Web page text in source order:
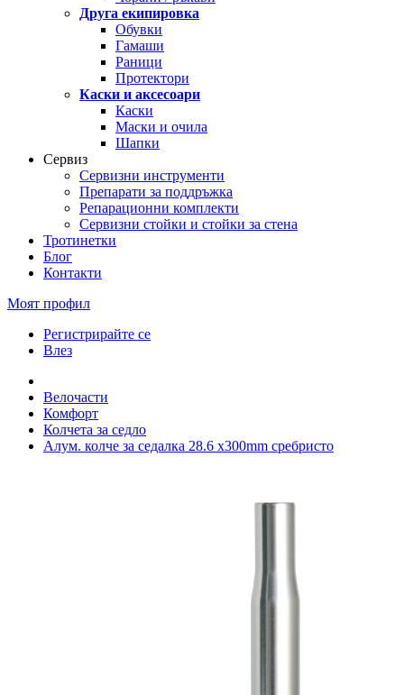
Друга екипировка
Обувки
Гамаши
Раници
Протектори
Каски и аксесоари
Каски
Маски и очила
Шапки
Сервиз
Сервизни инструменти
Препарати за поддръжка
Репарационни комплекти
Сервизни стойки и стойки за стена
Тротинетки
Блог
Контакти
Моят профил
Регистрирайте се
Влез
Велочасти
Комфорт
Колчета за седло
Алум. колче за седалка 28.6 x300mm сребристо